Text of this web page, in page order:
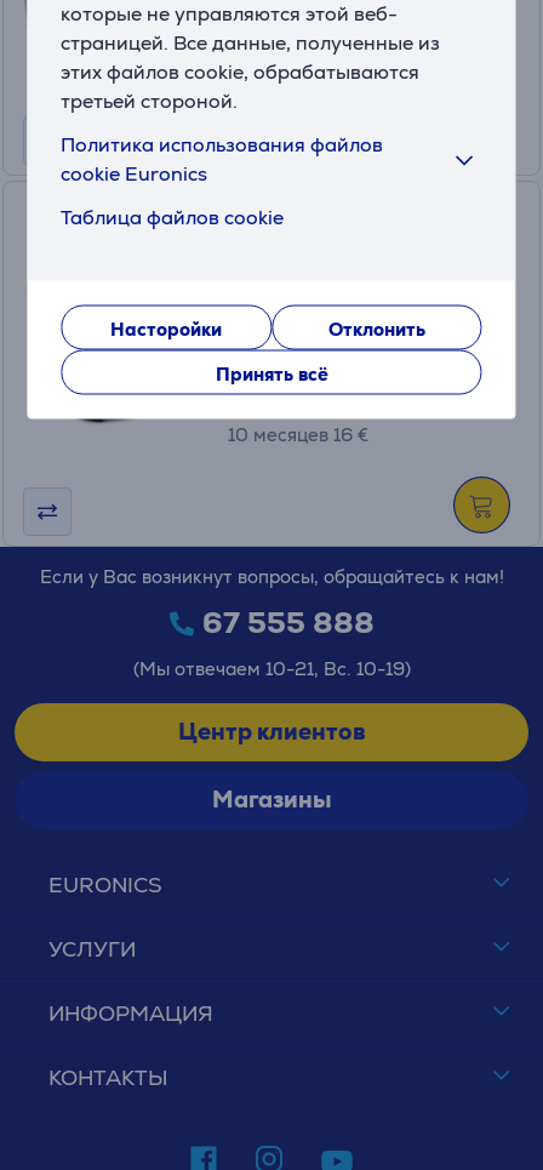
которые не управляются этой веб-
страницей. Все данные, полученные из
этих файлов cookie, обрабатываются
третьей стороной.
Политика использования файлов
cookie Euronics
Таблица файлов cookie
Насторойки
Отклонить
Принять всё
119.99 €
10 месяцев 13 €
Tefal Pain Plaisir, 700 Вт,
На складе
Цена:
149
10 месяцев 16 €
EURONICS
УСЛУГИ
ИНФОРМАЦИЯ
КОНТАКТЫ
Если у Вас возникнут вопросы, обращайтесь к нам!
67 555 888
(Мы отвечаем 10-21, Вс. 10-19)
Центр клиентов
Магазины